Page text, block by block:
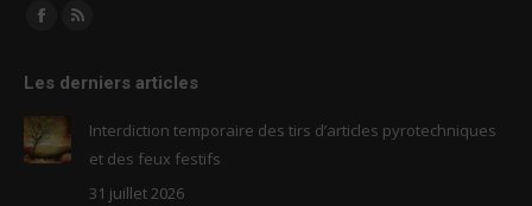
Trouvez nous sur :
Facebook
opens
in
new
window
opens
new
window
Les derniers articles
Interdiction temporaire des tirs d’articles pyrotechniques
et des feux festifs
31 juillet 2026